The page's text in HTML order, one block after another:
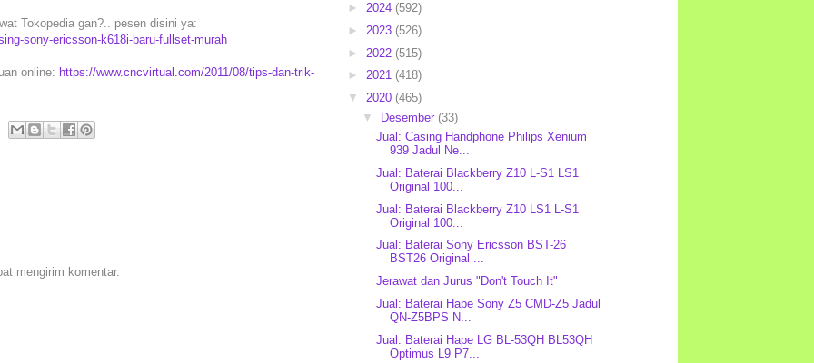
Tokopedia gan?.. pesen disini ya:
sony-ericsson-k618i-baru-fullset-murah
online: https://www.cncvirtual.com/2011/08/tips-dan-trik-
mengirim komentar.
► 2024 (592)
► 2023 (526)
► 2022 (515)
► 2021 (418)
▼ 2020 (465)
▼ Desember (33)
Jual: Casing Handphone Philips Xenium
939 Jadul Ne...
Jual: Baterai Blackberry Z10 L-S1 LS1
Original 100...
Jual: Baterai Blackberry Z10 LS1 L-S1
Original 100...
Jual: Baterai Sony Ericsson BST-26
BST26 Original ...
Jerawat dan Jurus "Don't Touch It"
Jual: Baterai Hape Sony Z5 CMD-Z5 Jadul
QN-Z5BPS N...
Jual: Baterai Hape LG BL-53QH BL53QH
Optimus L9 P7...